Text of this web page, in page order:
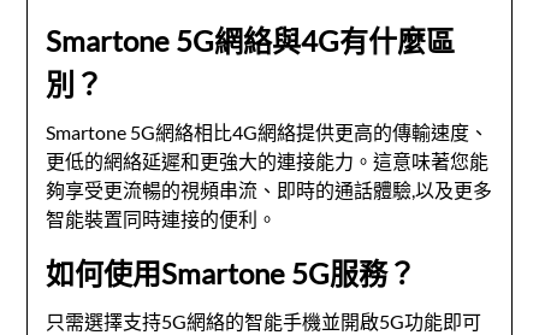
Smartone 5G網絡與4G有什麼區
別？
Smartone 5G網絡相比4G網絡提供更高的傳輸速度、
更低的網絡延遲和更強大的連接能力。這意味著您能
夠享受更流暢的視頻串流、即時的通話體驗,以及更多
智能裝置同時連接的便利。
如何使用Smartone 5G服務？
只需選擇支持5G網絡的智能手機並開啟5G功能即可